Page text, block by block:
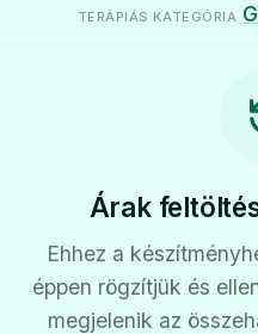
TERÁPIÁS KATEGÓRIA
Árak
Ehhez a
éppen rögzítjük és
megjelenik az